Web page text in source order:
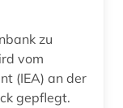
zu
vom
(IEA) an der
gepflegt.